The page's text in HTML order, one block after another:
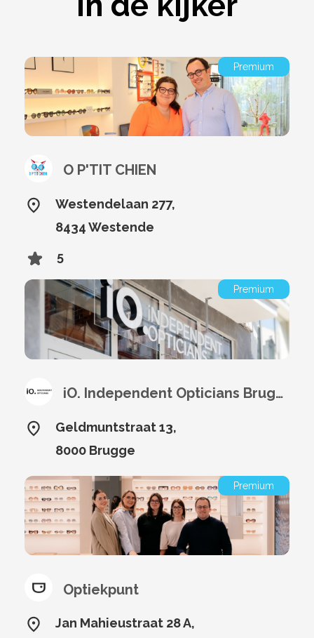
Premium
O P'TIT CHIEN
Westendelaan 277,
8434 Westende
5
Premium
iO. Independent Opticians Brugge
Geldmuntstraat 13,
8000 Brugge
Premium
Optiekpunt
Jan Mahieustraat 28 A,